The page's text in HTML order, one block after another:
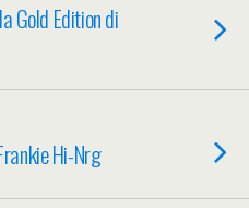
Gold Edition di
Hi-Nrg